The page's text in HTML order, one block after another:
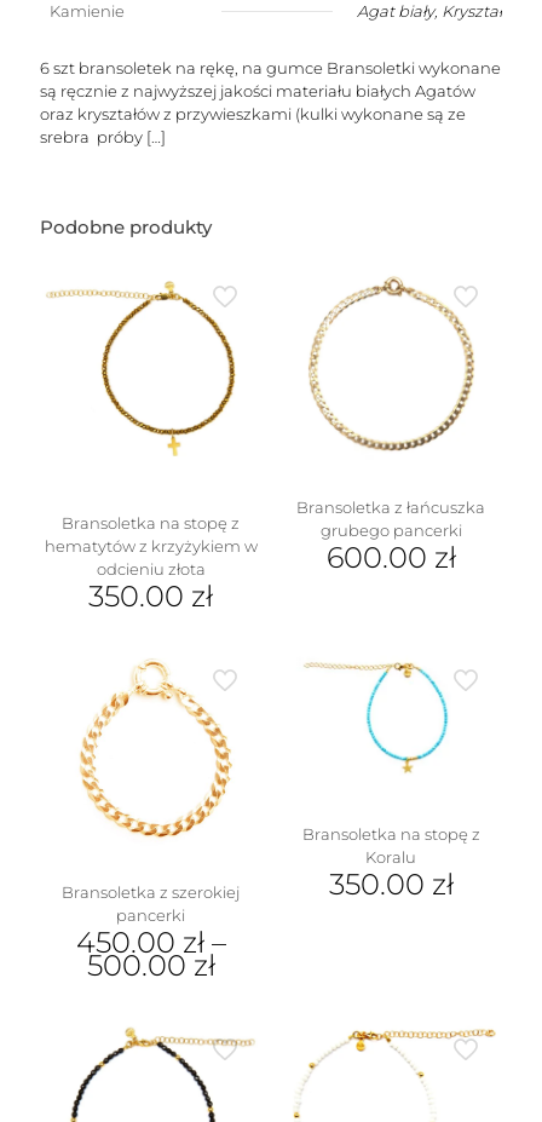
Kamienie Agat biały, Kryształ
6 szt bransoletek na rękę, na gumce Bransoletki wykonane
są ręcznie z najwyższej jakości materiału białych Agatów
oraz kryształów z przywieszkami (kulki wykonane są ze
srebra próby […]
Podobne produkty
Bransoletka na stopę z
hematytów z krzyżykiem w
odcieniu złota
350.00 zł
Bransoletka z łańcuszka
grubego pancerki
600.00 zł
Bransoletka z szerokiej
pancerki
450.00 zł–
500.00 zł
ma
wiele
wariantów.
Bransoletka na stopę z
Koralu
350.00 zł